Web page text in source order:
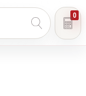
0